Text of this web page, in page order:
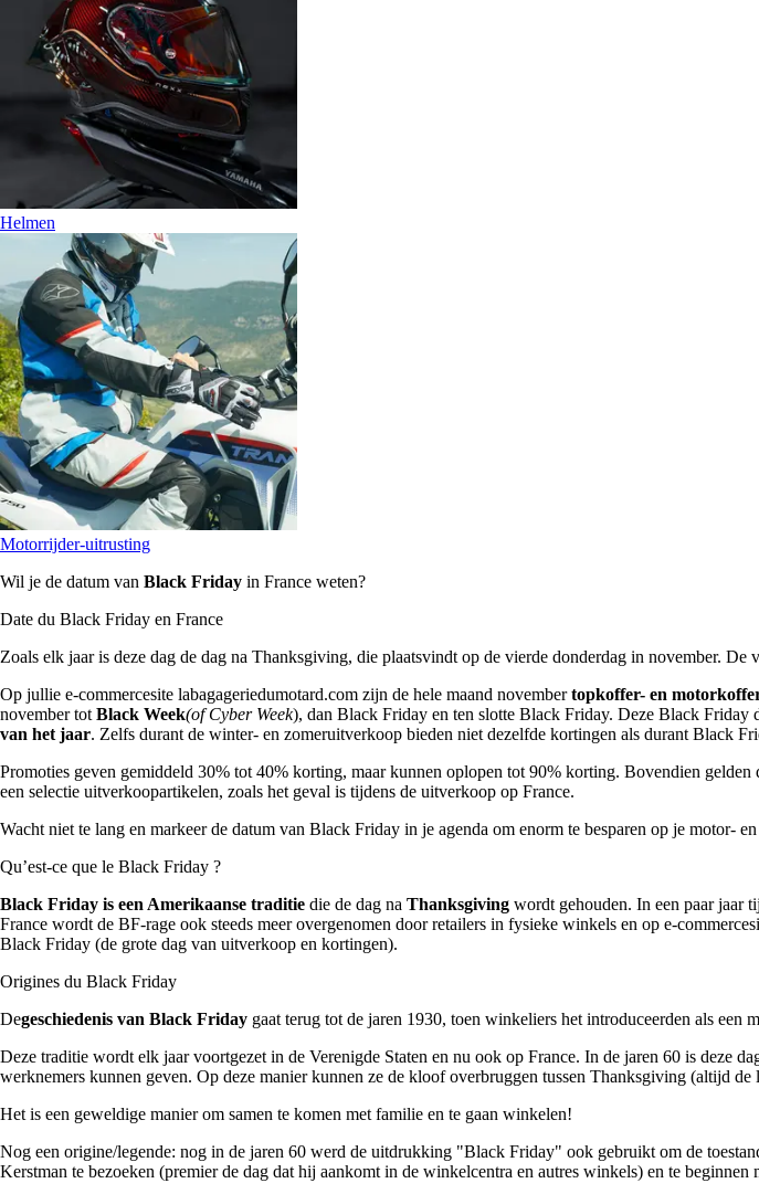
Helmen
Motorrijder-uitrusting
Wil je de datum van Black Friday in France weten?
Date du Black Friday en France
Zoals elk jaar is deze dag de dag na Thanksgiving, die plaatsvindt op de vierde donderdag in november.
Op jullie e-commercesite labagageriedumotard.com zijn de hele maand novembertopkoffer- en
november tot Black Week(of Cyber Week), dan Black Friday en ten slotte Black Friday. Deze Black Friday
van het jaar. Zelfs durant de winter- en zomeruitverkoop bieden niet dezelfde kortingen als durant Black
Promoties geven gemiddeld 30% tot 40% korting, maar kunnen oplopen tot 90% korting. Bovendien
een selectie uitverkoopartikelen, zoals het geval is tijdens de uitverkoop op France.
Wacht niet te lang en markeer de datum van Black Friday in je agenda om enorm te besparen op je motor-
Qu’est-ce que le Black Friday ?
Black Friday is een Amerikaanse traditie die de dag na Thanksgiving wordt gehouden. In een paar jaar
France wordt de BF-rage ook steeds meer overgenomen door retailers in fysieke winkels en op e-
Black Friday (de grote dag van uitverkoop en kortingen).
Origines du Black Friday
Degeschiedenis van Black Friday gaat terug tot de jaren 1930, toen winkeliers het introduceerden als een
Deze traditie wordt elk jaar voortgezet in de Verenigde Staten en nu ook op France. In de jaren 60 is deze
werknemers kunnen geven. Op deze manier kunnen ze de kloof overbruggen tussen Thanksgiving (altijd de
Het is een geweldige manier om samen te komen met familie en te gaan winkelen!
Nog een origine/legende: nog in de jaren 60 werd de uitdrukking "Black Friday" ook gebruikt om de
Kerstman te bezoeken (premier de dag dat hij aankomt in de winkelcentra en autres winkels) en te beginnen